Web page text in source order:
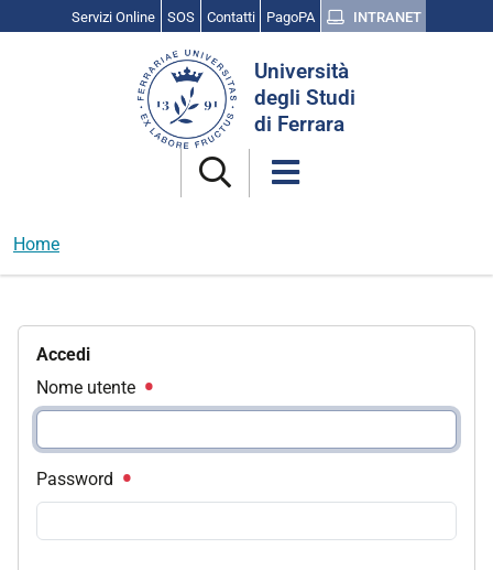
Servizi Online SOS Contatti PagoPA INTRANET
Università
degli Studi
di Ferrara
Home
Accedi
Nome utente
Password